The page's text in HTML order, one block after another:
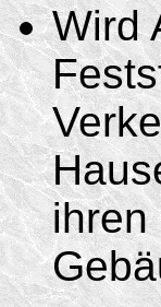
Wird
ihren